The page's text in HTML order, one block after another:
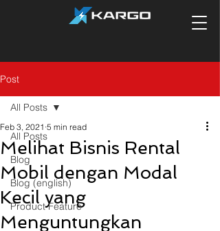
Post
All Posts
Blog
Blog (english)
Product Feature
All Posts
Melihat Bisnis Rental
Mobil dengan Modal
Kecil yang
Menguntungkan
Feb 3, 2021 5 min read